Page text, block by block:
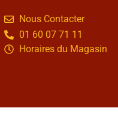
Nous Contacter
01 60 07 71 11
Horaires du Magasin